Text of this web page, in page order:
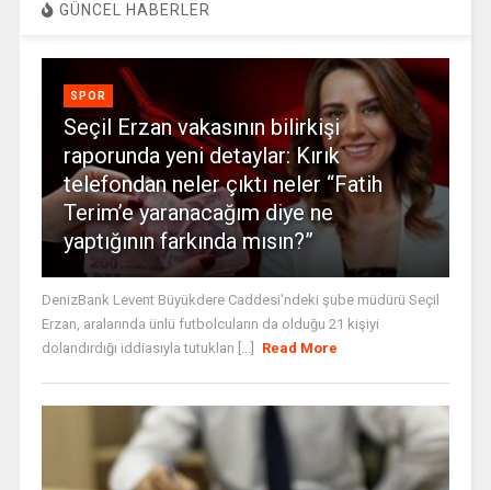
GÜNCEL HABERLER
SPOR
Seçil Erzan vakasının bilirkişi
raporunda yeni detaylar: Kırık
telefondan neler çıktı neler “Fatih
Terim’e yaranacağım diye ne
yaptığının farkında mısın?”
DenizBank Levent Büyükdere Caddesi'ndeki şube müdürü Seçil
Erzan, aralarında ünlü futbolcuların da olduğu 21 kişiyi
dolandırdığı iddiasıyla tutuklan [...]
Read More